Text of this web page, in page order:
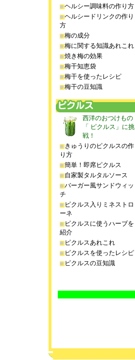
ヘルシー調味料の作り方
ヘルシードリンクの作り
方
梅の成分
梅に関する知識あれこれ
焼き梅の効果
梅干知恵袋
梅干を使ったレシピ
梅干の豆知識
西洋のおつけもの
「 ピクルス」に挑
戦！
きゅうりのピクルスの作
り方
簡単！即席ピクルス
自家製タルタルソース
バーガー風サンドウィッ
チ
ピクルス入りミネストロ
ーネ
ピクルスに使うハーブを
紹介
ピクルスあれこれ
ピクルスを使ったレシピ
ピクルスの豆知識